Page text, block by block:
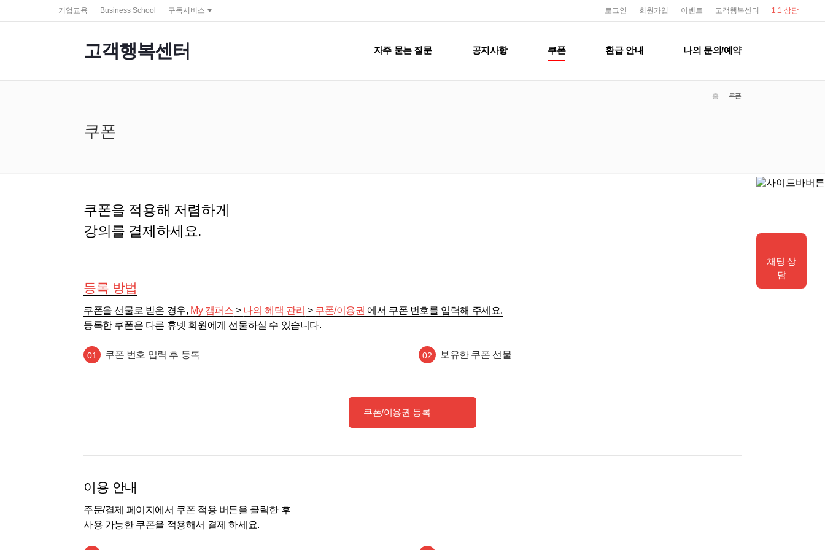
기업교육 Business School 구독서비스 로그인 회원가입 이벤트 고객행복센터 1:1 상담
고객행복센터 자주 묻는 질문 공지사항 쿠폰 환급 안내 나의 문의/예약
홈 쿠폰
쿠폰
쿠폰을 적용해 저렴하게
강의를 결제하세요.
등록 방법
쿠폰을 선물로 받은 경우, My 캠퍼스 > 나의 혜택 관리 > 쿠폰/이용권 에서 쿠폰 번호를 입력해 주세요.
등록한 쿠폰은 다른 휴넷 회원에게 선물하실 수 있습니다.
01 쿠폰 번호 입력 후 등록 02 보유한 쿠폰 선물
쿠폰/이용권 등록
이용 안내
주문/결제 페이지에서 쿠폰 적용 버튼을 클릭한 후
사용 가능한 쿠폰을 적용해서 결제 하세요.
채팅 상
담